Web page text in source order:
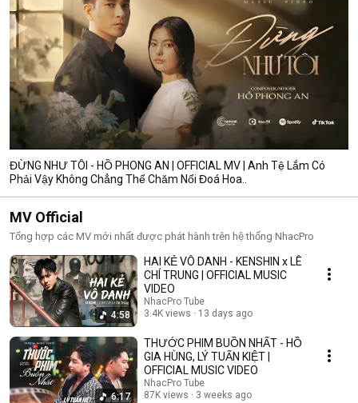
ĐỪNG NHƯ TÔI - HỒ PHONG AN | OFFICIAL MV | Anh Tệ Lắm Có
Phải Vậy Không Chẳng Thể Chăm Nổi Đoá Hoa..
MV Official
Tổng hợp các MV mới nhất được phát hành trên hệ thống NhacPro
4:58
HAI KẺ VÔ DANH - KENSHIN x LÊ
CHÍ TRUNG | OFFICIAL MUSIC
VIDEO
NhacPro Tube
3.4K views
13 days ago
6:17
THƯỚC PHIM BUỒN NHẤT - HỒ
GIA HÙNG, LÝ TUẤN KIỆT |
OFFICIAL MUSIC VIDEO
NhacPro Tube
87K views
3 weeks ago